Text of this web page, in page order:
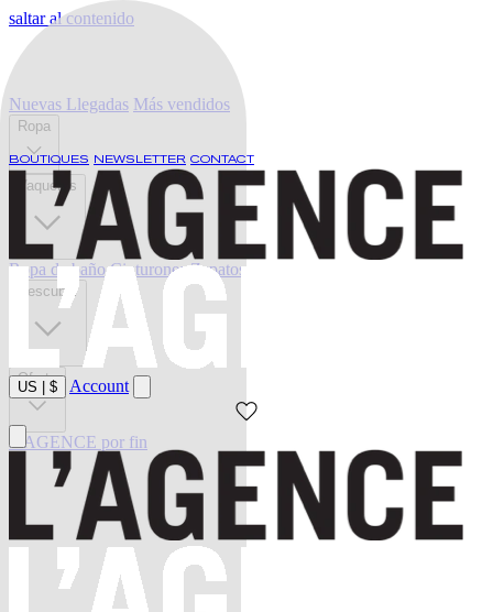
saltar al contenido
BOUTIQUES NEWSLETTER CONTACT
US $ Account
Nuevas Llegadas Más vendidos
Ropa
Vaqueros
Ropa de baño Cinturones Zapatos
Descubrir
Oferta
L'AGENCE por fin